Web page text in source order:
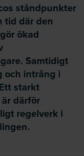
ståndpunkter
tid där den
ökad
Samtidigt
och intrång i
starkt
därför
regelverk i